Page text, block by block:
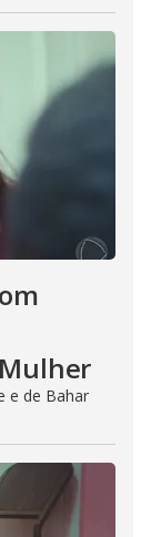
e de Bahar